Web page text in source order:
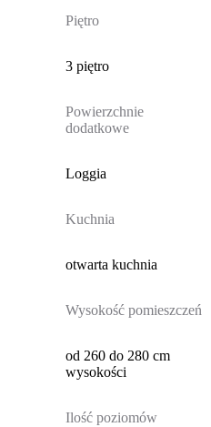
Piętro
3 piętro
Powierzchnie
dodatkowe
Loggia
Kuchnia
otwarta kuchnia
Wysokość pomieszczeń
od 260 do 280 cm
wysokości
Ilość poziomów